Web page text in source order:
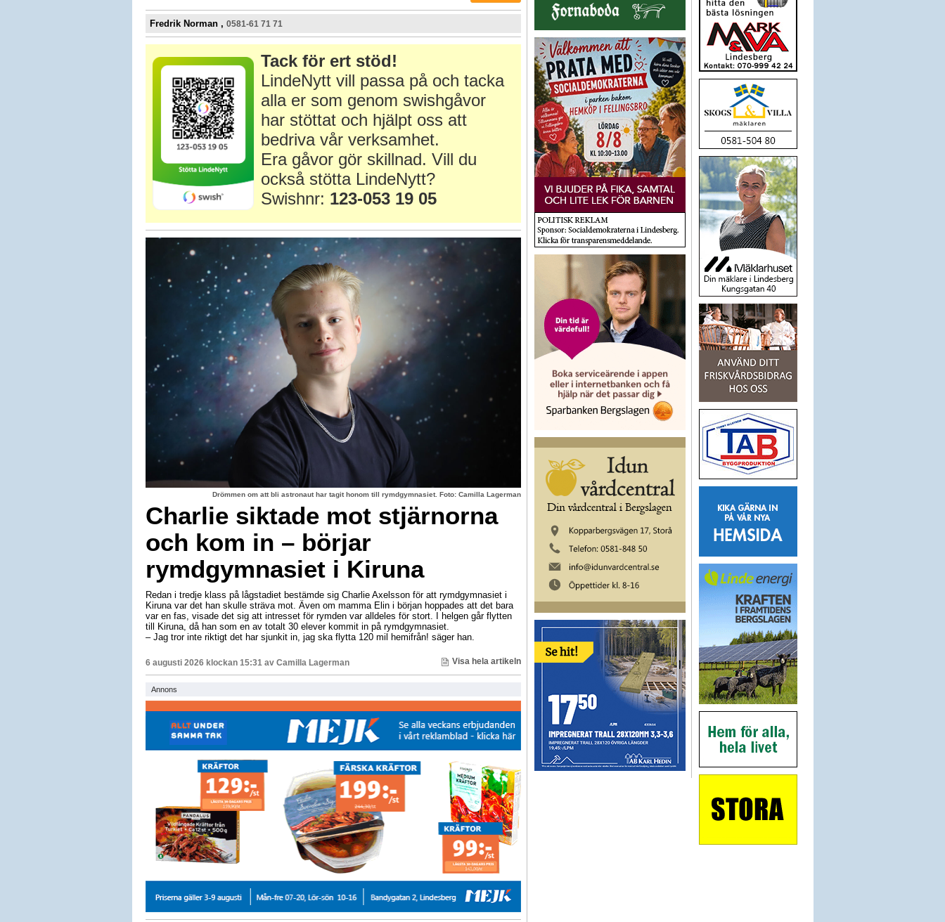
Fredrik Norman , 0581-61 71 71
Tack för ert stöd!
LindeNytt vill passa på och tacka
alla er som genom swishgåvor
har stöttat och hjälpt oss att
bedriva vår verksamhet.
Era gåvor gör skillnad. Vill du
också stötta LindeNytt?
Swishnr: 123-053 19 05
Drömmen om att bli astronaut har tagit honom till rymdgymnasiet. Foto: Camilla Lagerman
Charlie siktade mot stjärnorna
och kom in – börjar
rymdgymnasiet i Kiruna
Redan i tredje klass på lågstadiet bestämde sig Charlie Axelsson för att rymdgymnasiet i
Kiruna var det han skulle sträva mot. Även om mamma Elin i början hoppades att det bara
var en fas, visade det sig att intresset för rymden var alldeles för stort. I helgen går flytten
till Kiruna, då han som en av totalt 30 elever kommit in på rymdgymnasiet.
– Jag tror inte riktigt det har sjunkit in, jag ska flytta 120 mil hemifrån! säger han.
6 augusti 2026 klockan 15:31 av Camilla Lagerman Visa hela artikeln
Annons